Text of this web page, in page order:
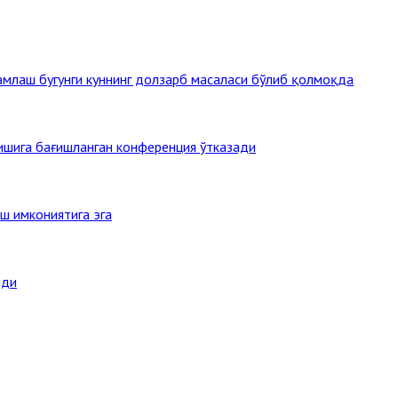
бугунги куннинг долзарб масаласи бўлиб қолмоқда
бағишланган конференция ўтказади
имкониятига эга